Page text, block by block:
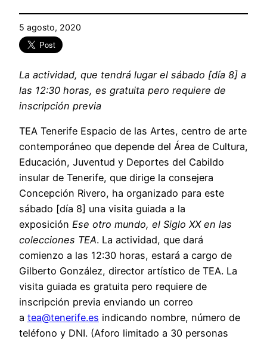
5 agosto, 2020
La actividad, que tendrá lugar el sábado [día 8] a
las 12:30 horas, es gratuita pero requiere de
inscripción previa
TEA Tenerife Espacio de las Artes, centro de arte
contemporáneo que depende del Área de Cultura,
Educación, Juventud y Deportes del Cabildo
insular de Tenerife, que dirige la consejera
Concepción Rivero, ha organizado para este
sábado [día 8] una visita guiada a la
exposición Ese otro mundo, el Siglo XX en las
colecciones TEA. La actividad, que dará
comienzo a las 12:30 horas, estará a cargo de
Gilberto González, director artístico de TEA. La
visita guiada es gratuita pero requiere de
inscripción previa enviando un correo
a tea@tenerife.es indicando nombre, número de
teléfono y DNI. (Aforo limitado a 30 personas